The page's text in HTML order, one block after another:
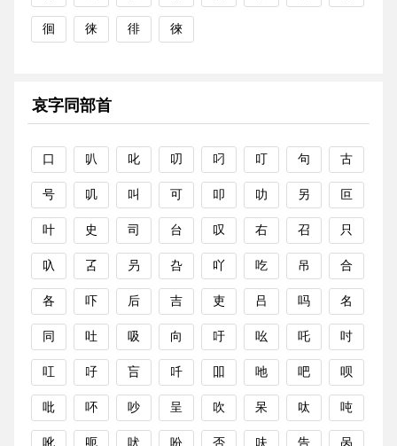
徊 徕 徘 徠
哀字同部首
口 叭 叱 叨 叼 叮 句 古
号 叽 叫 可 叩 叻 另 叵
叶 史 司 台 叹 右 召 只
叺 叾 叧 叴 吖 吃 吊 合
各 吓 后 吉 吏 吕 吗 名
同 吐 吸 向 吁 吆 吒 吋
叿 吇 吂 吀 吅 吔 吧 呗
吡 吥 吵 呈 吹 呆 呔 吨
吪 呃 吠 吩 否 呋 告 呙